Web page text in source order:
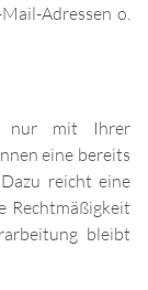
Adressen o.
nur mit Ihrer
eine bereits
reicht eine
Rechtmäßigkeit
bleibt